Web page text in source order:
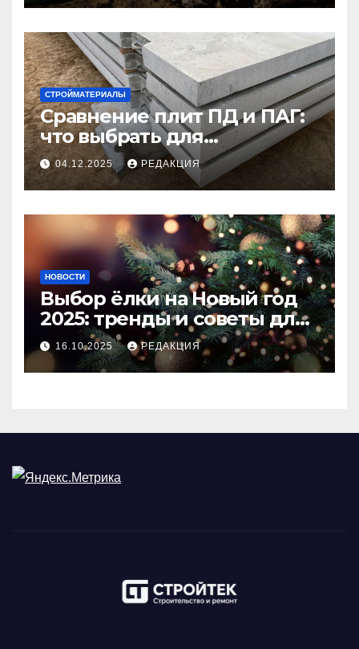
СТРОЙМАТЕРИАЛЫ
Сравнение плит ПД и ПАГ:
что выбрать для
долговечного и прочного
покрытия
04.12.2025 РЕДАКЦИЯ
НОВОСТИ
Выбор ёлки на Новый год
2025: тренды и советы для
идеального праздника
16.10.2025 РЕДАКЦИЯ